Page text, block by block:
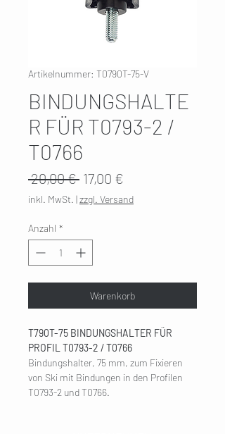
Artikelnummer: T0790T-75-V
BINDUNGSHALTE
R FÜR T0793-2 /
T0766
20,00 € Standardpreis
17,00 €
Preis
inkl. MwSt. |zzgl. Versand
Anzahl *
Warenkorb
T790T-75 BINDUNGSHALTER FÜR
PROFIL T0793-2 / T0766
Bindungshalter, 75 mm, zum Fixieren
von Ski mit Bindungen in den Profilen
T0793-2 und T0766.